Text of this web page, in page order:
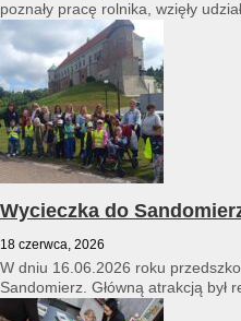
poznały pracę rolnika, wzięły
Wycieczka do
18 czerwca, 2026
W dniu 16.06.2026 roku
Sandomierz. Główną atrakcją był